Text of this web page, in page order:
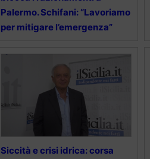
Palermo. Schifani: “Lavoriamo
per mitigare l’emergenza”
Siccità e crisi idrica: corsa